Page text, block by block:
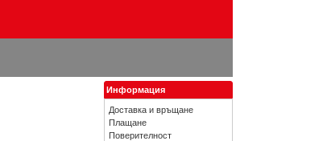
Информация
Доставка и връщане
Плащане
Поверителност